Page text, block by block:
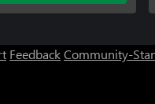
FeedbackCommunity-